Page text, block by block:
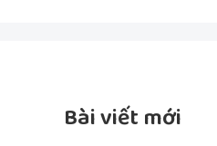
Bài viết mới